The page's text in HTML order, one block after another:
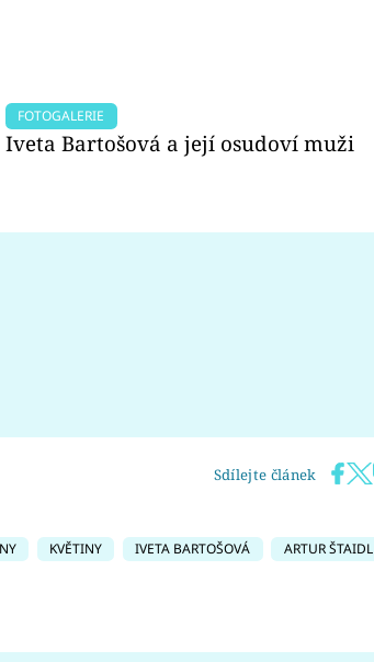
FOTOGALERIE
Iveta Bartošová a její osudoví muži
Sdílejte článek
KVĚTINY IVETA BARTOŠOVÁ
ARTUR ŠTAIDL